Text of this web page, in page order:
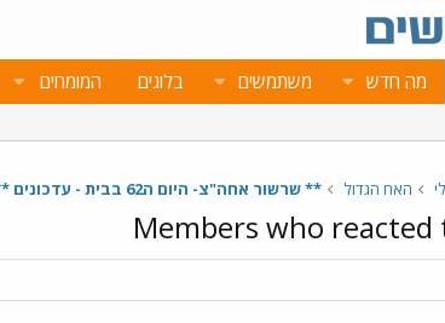
מה חדש משתמשים בלוגים המומחים
האח הגדול ** שרשור אחה"צ- היום ה62 בבית - עדכונים **
Members who reacted